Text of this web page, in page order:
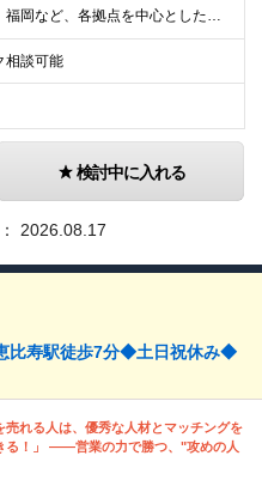
★東京、大阪、福岡など、各拠点を中心とした全国採用 ★仙台、名古屋で積極採用中 ★希望に沿わない転勤なし ★U・Iターン歓迎 ■東京本社 東京都渋谷区道玄坂2-25-12 道玄坂通3階3-1a ■
相談可能
検討中に入れる
2026.08.17
比寿駅徒歩7分◆土日祝休み◆
売れる人は、優秀な人材とマッチングを
る！」 ――営業の力で勝つ、"攻めの人